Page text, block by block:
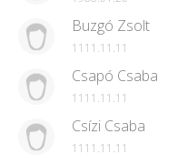
Buzgó Zsolt
1111.11.11
Csapó Csaba
1111.11.11
Csízi Csaba
1111.11.11